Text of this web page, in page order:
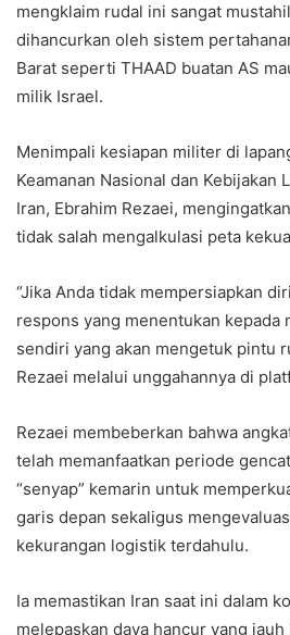
mengklaim rudal ini sangat
dihancurkan oleh sistem
Barat seperti THAAD buatan AS
milik Israel.
Menimpali kesiapan militer di
Keamanan Nasional dan Kebijakan
Iran, Ebrahim Rezaei,
tidak salah mengalkulasi peta
“Jika Anda tidak mempersiapkan
respons yang menentukan kepada
sendiri yang akan mengetuk pintu
Rezaei melalui unggahannya di
Rezaei membeberkan bahwa
telah memanfaatkan periode
“senyap” kemarin untuk
garis depan sekaligus
kekurangan logistik terdahulu.
Ia memastikan Iran saat ini dalam
melepaskan daya hancur yang